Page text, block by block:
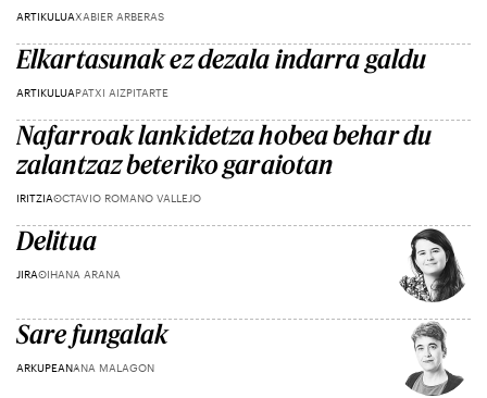
ARTIKULUAXABIER ARBERAS
Elkartasunak ez dezala indarra galdu
ARTIKULUAPATXI AIZPITARTE
Nafarroak lankidetza hobea behar du
zalantzaz beteriko garaiotan
IRITZIAOCTAVIO ROMANO VALLEJO
Delitua
JIRAOIHANA ARANA
Sare fungalak
ARKUPEANANA MALAGON